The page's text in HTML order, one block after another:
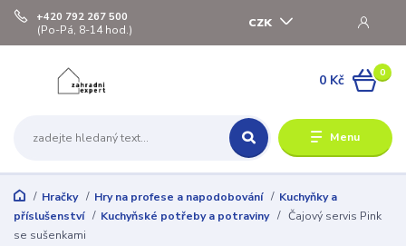
Menu
CZK
+420 792 267 500
(Po-Pá, 8-14 hod.)
0
0 Kč
Hračky Hry na profese a napodobování
Kuchyňky a
příslušenství
Kuchyňské potřeby a potraviny
Čajový servis Pink
se sušenkami